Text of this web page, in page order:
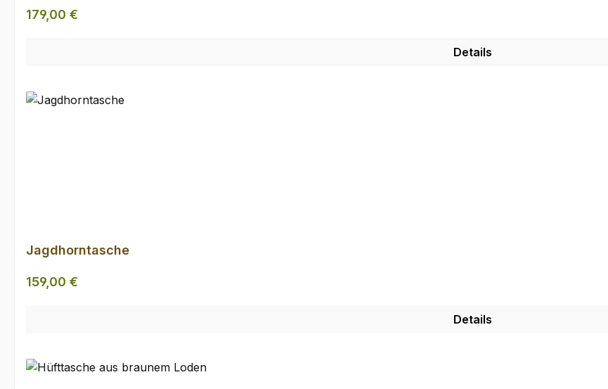
Regulärer Preis:
179,00 €
Details
Jagdhorntasche
Regulärer Preis:
159,00 €
Details